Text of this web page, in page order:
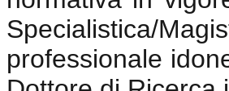
Specialistica/
professionale